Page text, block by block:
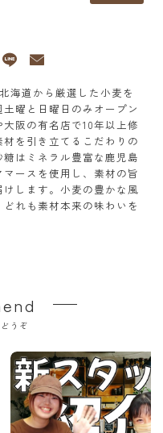
海道から厳選した小麦を
曜と日曜日のみオープン
阪の有名店で10年以上修
を引き立てるこだわりの
はミネラル豊富な鹿児島
ースを使用し、素材の旨
します。小麦の豊かな風
れも素材本来の味わいを
うぞ